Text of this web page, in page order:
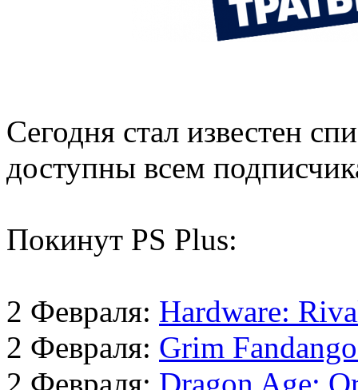
Сегодня стал известен
доступны всем
Покинут PS Plus:
2 Февраля: Hardware:
2 Февраля: Grim